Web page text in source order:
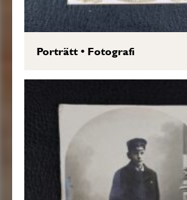
Porträtt• Fotografi